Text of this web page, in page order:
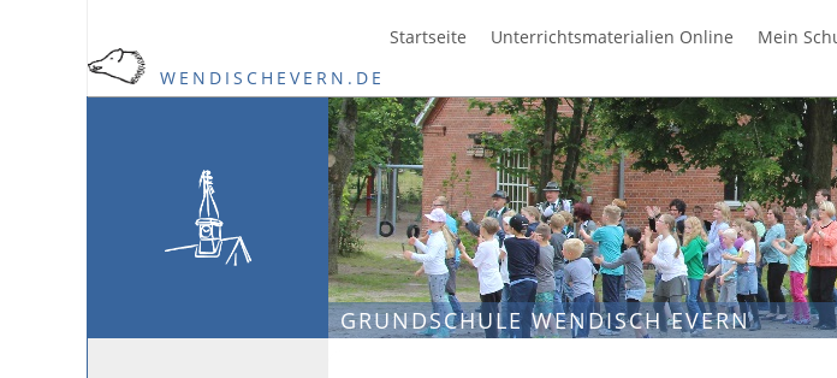
Mein
Unterrichtsmaterialien Online
Startseite
WENDISCHEVERN.DE
GRUNDSCHULE WENDISCH EVERN